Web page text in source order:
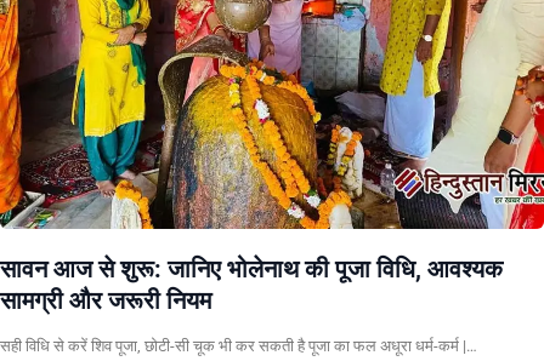
सावन आज से शुरू: जानिए भोलेनाथ की पूजा विधि, आवश्यक
सामग्री और जरूरी नियम
सही विधि से करें शिव पूजा, छोटी-सी चूक भी कर सकती है पूजा का फल अधूरा धर्म-कर्म |…